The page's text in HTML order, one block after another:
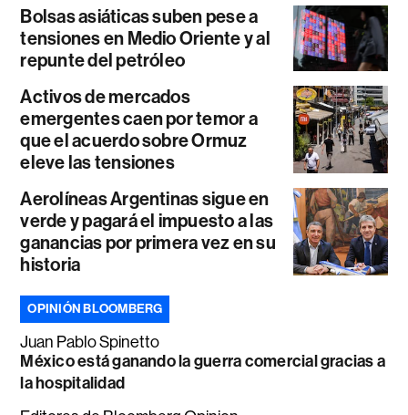
Bolsas asiáticas suben pese a
tensiones en Medio Oriente y al
repunte del petróleo
Activos de mercados
emergentes caen por temor a
que el acuerdo sobre Ormuz
eleve las tensiones
Aerolíneas Argentinas sigue en
verde y pagará el impuesto a las
ganancias por primera vez en su
historia
OPINIÓN BLOOMBERG
Juan Pablo Spinetto
México está ganando la guerra comercial gracias a
la hospitalidad